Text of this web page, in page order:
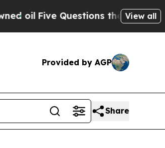
Five Questions the US View all
Provided by AGP
Share